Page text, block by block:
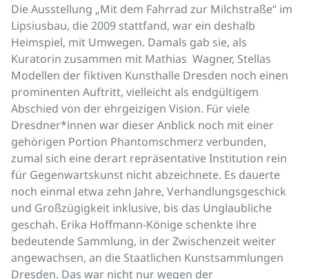
Die Ausstellung „Mit dem Fahrrad zur Milchstraße“ im
Lipsiusbau, die 2009 stattfand, war ein deshalb
Heimspiel, mit Umwegen. Damals gab sie, als
Kuratorin zusammen mit Mathias Wagner, Stellas
Modellen der fiktiven Kunsthalle Dresden noch einen
prominenten Auftritt, vielleicht als endgültigem
Abschied von der ehrgeizigen Vision. Für viele
Dresdner*innen war dieser Anblick noch mit einer
gehörigen Portion Phantomschmerz verbunden,
zumal sich eine derart repräsentative Institution rein
für Gegenwartskunst nicht abzeichnete. Es dauerte
noch einmal etwa zehn Jahre, Verhandlungsgeschick
und Großzügigkeit inklusive, bis das Unglaubliche
geschah. Erika Hoffmann-Könige schenkte ihre
bedeutende Sammlung, in der Zwischenzeit weiter
angewachsen, an die Staatlichen Kunstsammlungen
Dresden. Das war nicht nur wegen der